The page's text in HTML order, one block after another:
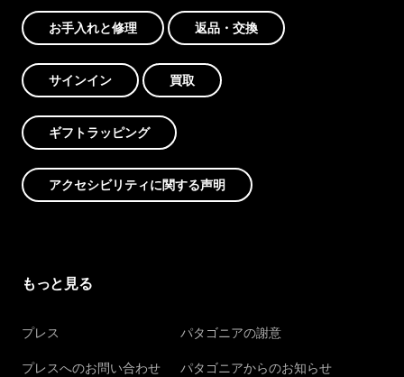
お手入れと修理 返品・交換
サインイン 買取
ギフトラッピング
アクセシビリティに関する声明
もっと見る
プレス
プレスへのお問い合わせ
パタゴニアの謝意
パタゴニアからのお知らせ